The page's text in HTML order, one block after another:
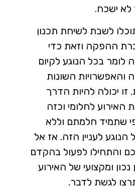
ישכח.
לשבת לשיחת תכנון
ההפקה וזאת כדי
לומר בכל הנוגע לקיום
והאפשרויות השונות
זו יכולה להיות הדרך
לחלומי וכזה
שתמיד חלמתם וללא
לעניין הזה. אז אל
והתחילו לפעול בהקדם
ומקצועי של האירוע
לגשת לדבר.